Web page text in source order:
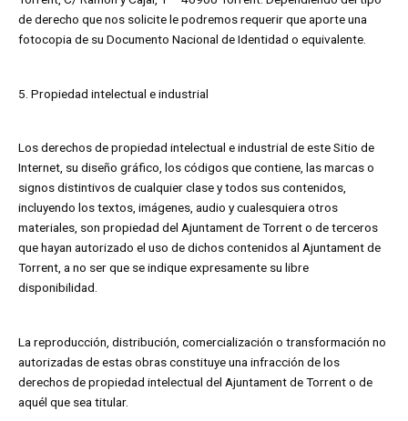
de derecho que nos solicite le podremos requerir que aporte una
fotocopia de su Documento Nacional de Identidad o equivalente.
5. Propiedad intelectual e industrial
Los derechos de propiedad intelectual e industrial de este Sitio de
Internet, su diseño gráfico, los códigos que contiene, las marcas o
signos distintivos de cualquier clase y todos sus contenidos,
incluyendo los textos, imágenes, audio y cualesquiera otros
materiales, son propiedad del Ajuntament de Torrent o de terceros
que hayan autorizado el uso de dichos contenidos al Ajuntament de
Torrent, a no ser que se indique expresamente su libre
disponibilidad.
La reproducción, distribución, comercialización o transformación no
autorizadas de estas obras constituye una infracción de los
derechos de propiedad intelectual del Ajuntament de Torrent o de
aquél que sea titular.